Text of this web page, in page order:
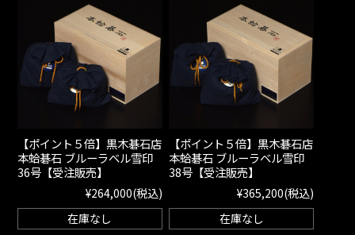
【ポイント５倍】黒木碁石店
本蛤碁石 ブルーラベル雪印
36号【受注販売】
¥264,000(税込)
在庫なし
【ポイント５倍】黒木碁石店
本蛤碁石 ブルーラベル雪印
38号【受注販売】
¥365,200(税込)
在庫なし